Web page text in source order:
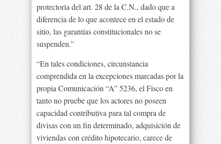
protectoria del art. 28 de la C.N., dado que a
diferencia de lo que acontece en el estado de
sitio, las garantías constitucionales no se
suspenden.”
“En tales condiciones, circunstancia
comprendida en la excepciones marcadas por la
propia Comunicación “A” 5236, el Fisco en
tanto no pruebe que los actores no poseen
capacidad contributiva para tal compra de
divisas con un fin determinado, adquisición de
viviendas con crédito hipotecario, carece de